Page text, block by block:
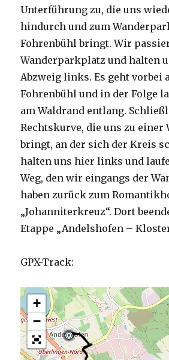
Unterführung zu, die uns
hindurch und zum
Fohrenbühl bringt. Wir
Wanderparkplatz und halten
Abzweig links. Es geht vorbei
Fohrenbühl und in der Folge
am Waldrand entlang.
Rechtskurve, die uns zu einer
bringt, an der sich der Kreis
halten uns hier links und
Weg, den wir eingangs der
haben zurück zum
„Johanniterkreuz“. Dort
Etappe „Andelshofen –
GPX-Track:
+
−